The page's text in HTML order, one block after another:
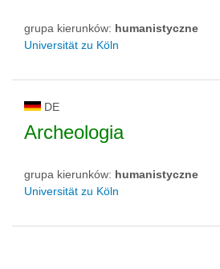
grupa kierunków: humanistyczne
Universität zu Köln
DE
Archeologia
grupa kierunków: humanistyczne
Universität zu Köln